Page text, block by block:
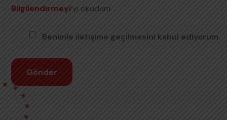
Bilgilendirmeyi’yi okudum.
Benimle iletişime geçilmesini kabul ediyorum.